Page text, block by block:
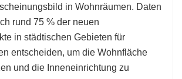
in Wohnräumen. Daten
rund 75 % der neuen
in städtischen Gebieten für
entscheiden, um die Wohnfläche
und die Inneneinrichtung zu